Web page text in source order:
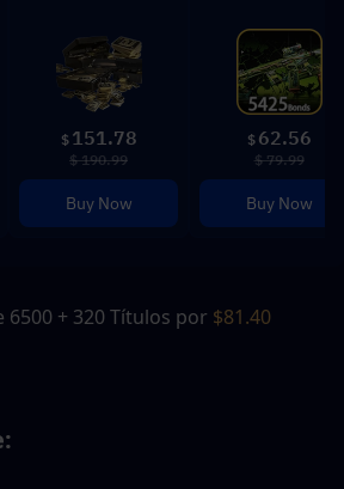
$ 151.78
$ 190.99
Buy Now
$ 62.56
$ 79.99
Buy Now
6500 + 320 Títulos por $81.40